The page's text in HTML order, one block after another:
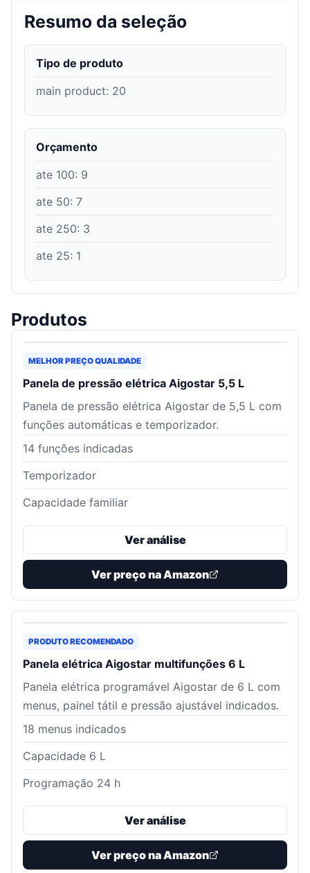
Resumo da seleção
Tipo de produto
main product: 20
Orçamento
ate 100: 9
ate 50: 7
ate 250: 3
ate 25: 1
Produtos
MELHOR PREÇO QUALIDADE
Panela de pressão elétrica Aigostar 5,5 L
Panela de pressão elétrica Aigostar de 5,5 L com
funções automáticas e temporizador.
14 funções indicadas
Temporizador
Capacidade familiar
Ver análise
Ver preço na Amazon
PRODUTO RECOMENDADO
Panela elétrica Aigostar multifunções 6 L
Panela elétrica programável Aigostar de 6 L com
menus, painel tátil e pressão ajustável indicados.
18 menus indicados
Capacidade 6 L
Programação 24 h
Ver análise
Ver preço na Amazon